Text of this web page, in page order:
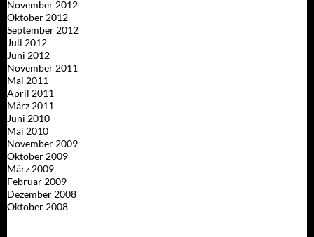
November 2012
Oktober 2012
September 2012
Juli 2012
Juni 2012
November 2011
Mai 2011
April 2011
März 2011
Juni 2010
Mai 2010
November 2009
Oktober 2009
März 2009
Februar 2009
Dezember 2008
Oktober 2008